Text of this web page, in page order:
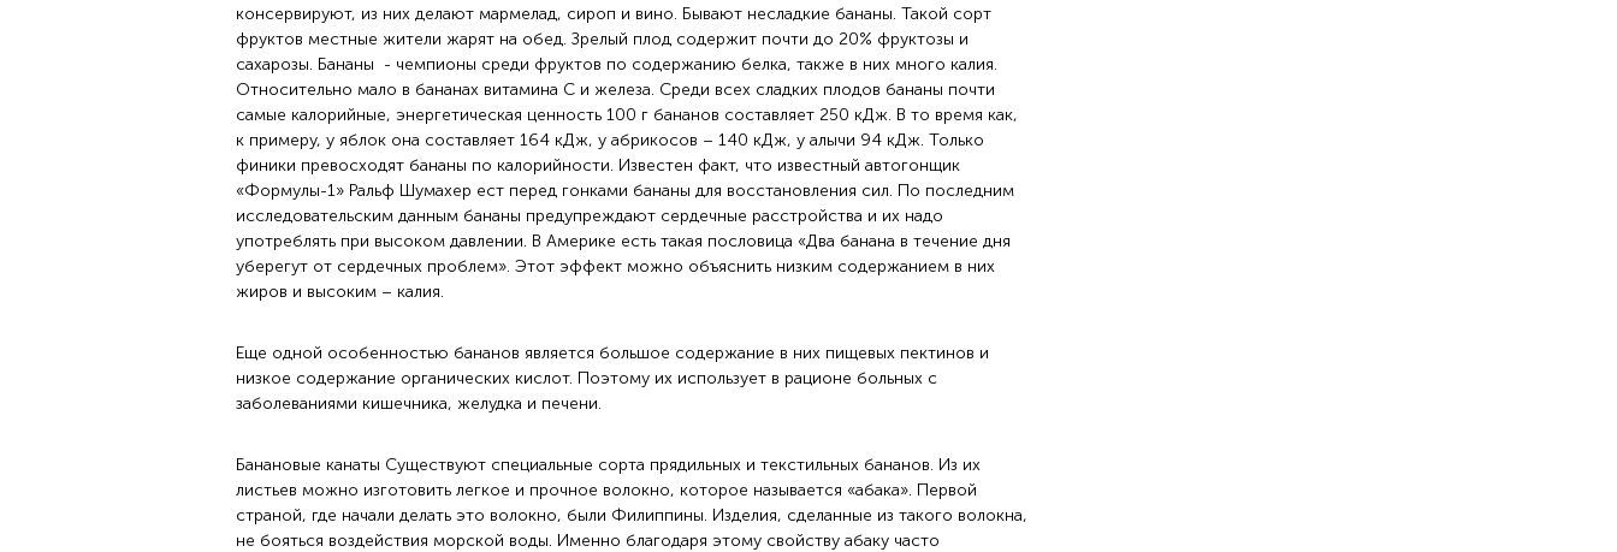
консервируют, из них делают мармелад, сироп и вино. Бывают несладкие бананы. Такой сорт
фруктов местные жители жарят на обед. Зрелый плод содержит почти до 20% фруктозы и
сахарозы. Бананы - чемпионы среди фруктов по содержанию белка, также в них много калия.
Относительно мало в бананах витамина С и железа. Среди всех сладких плодов бананы почти
самые калорийные, энергетическая ценность 100 г бананов составляет 250 кДж. В то время как,
к примеру, у яблок она составляет 164 кДж, у абрикосов – 140 кДж, у алычи 94 кДж. Только
финики превосходят бананы по калорийности. Известен факт, что известный автогонщик
«Формулы-1» Ральф Шумахер ест перед гонками бананы для восстановления сил. По последним
исследовательским данным бананы предупреждают сердечные расстройства и их надо
употреблять при высоком давлении. В Америке есть такая пословица «Два банана в течение дня
уберегут от сердечных проблем». Этот эффект можно объяснить низким содержанием в них
жиров и высоким – калия.
Еще одной особенностью бананов является большое содержание в них пищевых пектинов и
низкое содержание органических кислот. Поэтому их использует в рационе больных с
заболеваниями кишечника, желудка и печени.
Банановые канаты Существуют специальные сорта прядильных и текстильных бананов. Из их
листьев можно изготовить легкое и прочное волокно, которое называется «абака». Первой
страной, где начали делать это волокно, были Филиппины. Изделия, сделанные из такого волокна,
не бояться воздействия морской воды. Именно благодаря этому свойству абаку часто